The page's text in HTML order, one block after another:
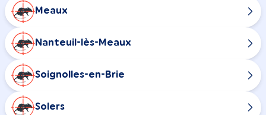
Meaux
Nanteuil-lès-Meaux
Soignolles-en-Brie
Solers